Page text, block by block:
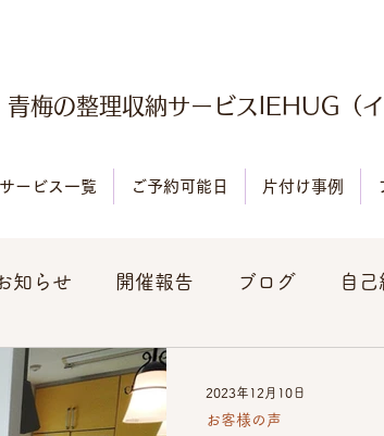
青梅の整理収納サービスIEHUG（イ
サービス一覧 ご予約可能日 片付け事例
知らせ 開催報告 ブログ 自己
お客様の声
2023年12月10日